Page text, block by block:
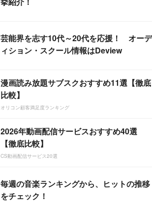
芸能界を志す10代～20代を応援！ オーデ
ィション・スクール情報はDeview
漫画読み放題サブスクおすすめ11選【徹底
比較】
オリコン顧客満足度ランキング
2026年動画配信サービスおすすめ40選
【徹底比較】
CS動画配信サービス20選
毎週の音楽ランキングから、ヒットの推移
をチェック！